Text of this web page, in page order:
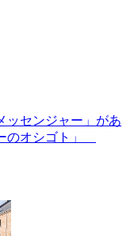
ッセンジャー」があ
のオシゴト」